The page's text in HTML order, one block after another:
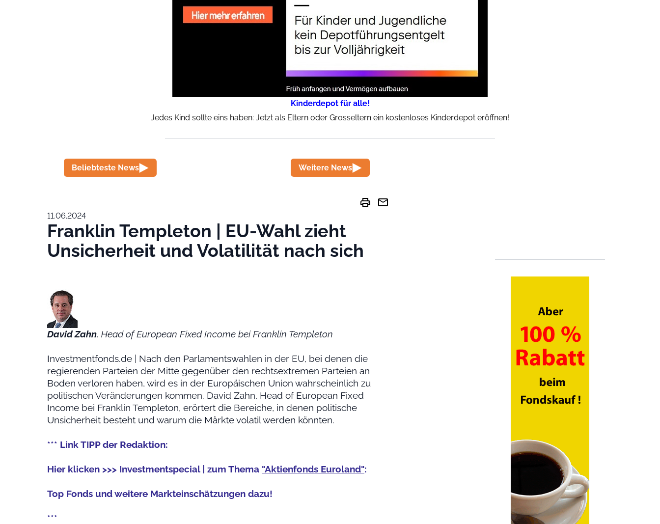
Kinderdepot für alle!
Jedes Kind sollte eins haben: Jetzt als Eltern oder Grosseltern ein kostenloses Kinderdepot eröffnen!
Beliebteste News Weitere News
print mail
11.06.2024
Franklin Templeton | EU-Wahl zieht
Unsicherheit und Volatilität nach sich
David Zahn, Head of European Fixed Income bei Franklin Templeton
Investmentfonds.de | Nach den Parlamentswahlen in der EU, bei denen die
regierenden Parteien der Mitte gegenüber den rechtsextremen Parteien an
Boden verloren haben, wird es in der Europäischen Union wahrscheinlich zu
politischen Veränderungen kommen. David Zahn, Head of European Fixed
Income bei Franklin Templeton, erörtert die Bereiche, in denen politische
Unsicherheit besteht und warum die Märkte volatil werden könnten.
*** Link TIPP der Redaktion:
Hier klicken >>> Investmentspecial | zum Thema "Aktienfonds Euroland":
Top Fonds und weitere Markteinschätzungen dazu!
***